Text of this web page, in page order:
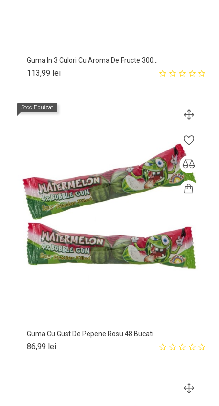
Guma In 3 Culori Cu Aroma De Fructe 300...
113,99 leiPret
Stoc Epuizat
Guma Cu Gust De Pepene Rosu 48 Bucati
86,99 leiPret